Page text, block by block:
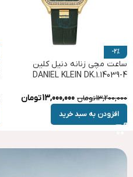
-2%
ساعت مچی زنانه دنیل کلین
DANIEL KLEIN DK.1.14039-4
13,200,000تومان 13,000,000تومان
افزودن به سبد خرید